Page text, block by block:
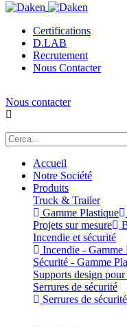
Certifications
D.LAB
Recrutement
Nous Contacter
Nous contacter
Accueil
Notre Société
Produits
Truck & Trailer
Gamme Plastique
Projets sur mesure
Incendie et sécurité
Incendie - Gamme
Sécurité - Gamme
Supports design
Serrures de sécurité
Serrures de